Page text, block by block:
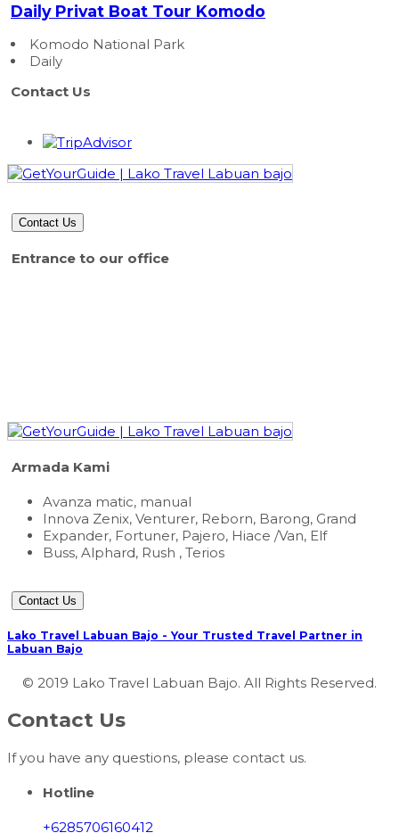
Daily Privat Boat Tour Komodo
Komodo National Park
Daily
Contact Us
Contact Us
Entrance to our office
Armada Kami
Avanza matic, manual
Innova Zenix, Venturer, Reborn, Barong, Grand
Expander, Fortuner, Pajero, Hiace /Van, Elf
Buss, Alphard, Rush , Terios
Contact Us
Lako Travel Labuan Bajo - Your Trusted Travel Partner in
Labuan Bajo
© 2019 Lako Travel Labuan Bajo. All Rights Reserved.
Contact Us
If you have any questions, please contact us.
Hotline
+6285706160412